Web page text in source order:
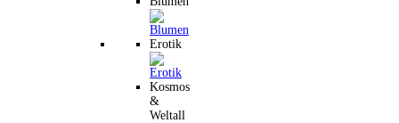
Erotik
Kosmos
&
Weltall